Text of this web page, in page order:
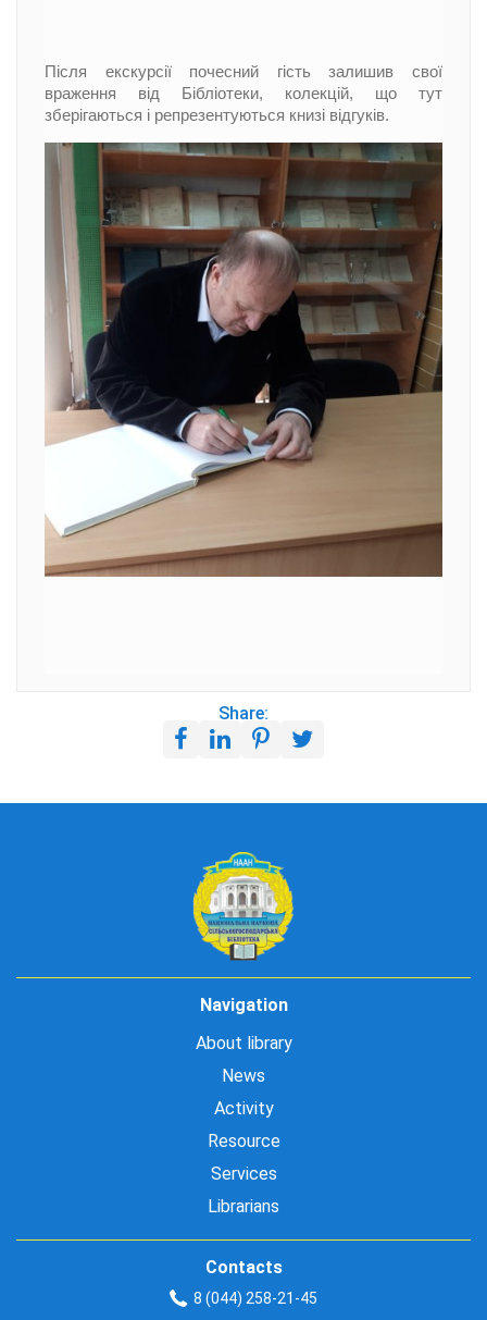
Після екскурсії почесний гість залишив свої
враження від Бібліотеки, колекцій, що тут
зберігаються і репрезентуються книзі відгуків.
Share:
Navigation
About library
News
Activity
Resource
Services
Librarians
Contacts
8 (044) 258-21-45